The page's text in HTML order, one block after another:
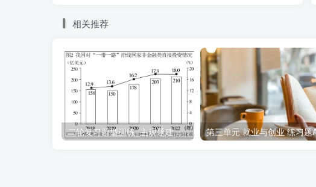
20．劳动合同是劳动者与用人单位确立劳动关系、
纠正：劳动合同是劳动者与用人单位确立劳动关系、
21．用人单位必须按照合同约定履行对劳动者的
纠正：用人单位必须按照合同约定履行对劳动者的各
相关推荐
二轮复习题型训练 主观题建议措施类 第三单元 就业与创业 练习题